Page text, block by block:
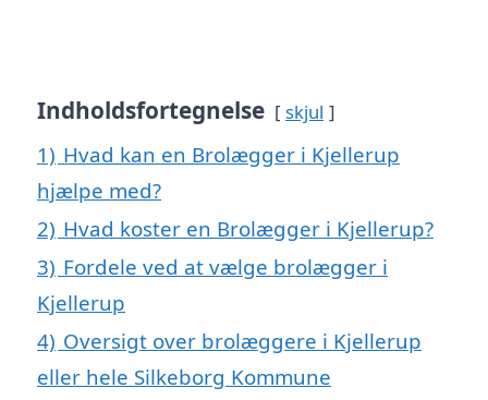
Indholdsfortegnelse skjul
1) Hvad kan en Brolægger i Kjellerup
hjælpe med?
2) Hvad koster en Brolægger i Kjellerup?
3) Fordele ved at vælge brolægger i
Kjellerup
4) Oversigt over brolæggere i Kjellerup
eller hele Silkeborg Kommune